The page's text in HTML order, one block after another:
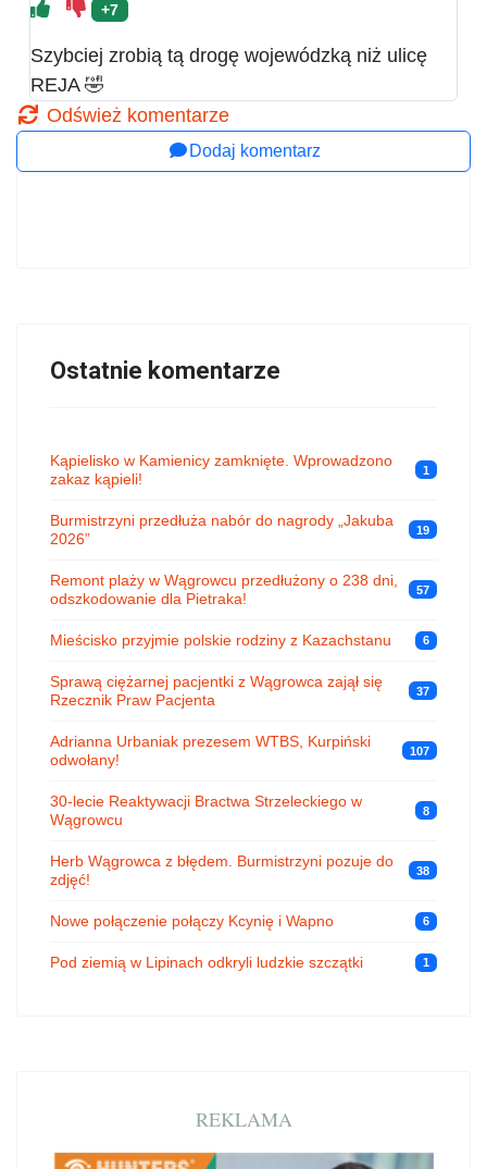
+7
Szybciej zrobią tą drogę wojewódzką niż ulicę
REJA 🤣
Odśwież komentarze
Dodaj komentarz
Ostatnie komentarze
Kąpielisko w Kamienicy zamknięte. Wprowadzono
zakaz kąpieli!
1
Burmistrzyni przedłuża nabór do nagrody „Jakuba
2026”
19
Remont plaży w Wągrowcu przedłużony o 238 dni,
odszkodowanie dla Pietraka!
57
Mieścisko przyjmie polskie rodziny z Kazachstanu 6
Sprawą ciężarnej pacjentki z Wągrowca zajął się
Rzecznik Praw Pacjenta
37
Adrianna Urbaniak prezesem WTBS, Kurpiński
odwołany!
107
30-lecie Reaktywacji Bractwa Strzeleckiego w
Wągrowcu
8
Herb Wągrowca z błędem. Burmistrzyni pozuje do
zdjęć!
38
Nowe połączenie połączy Kcynię i Wapno 6
Pod ziemią w Lipinach odkryli ludzkie szczątki 1
REKLAMA